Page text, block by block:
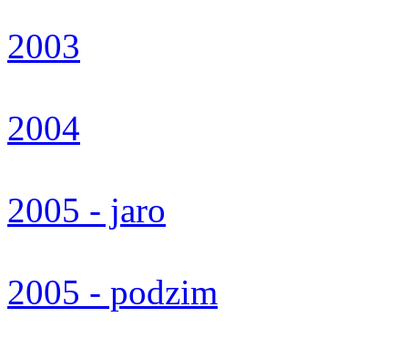
2003
2004
2005 - jaro
2005 - podzim